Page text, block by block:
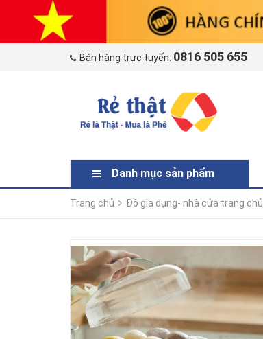
Bán hàng trực tuyến: 0816 505 655
Danh mục sản phẩm
Trang chủ Đồ gia dụng- nhà cửa trang chủ